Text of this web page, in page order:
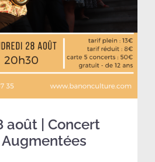
août | Concert